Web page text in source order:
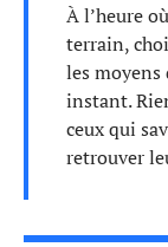
À l’heure
terrain,
les moyens
instant.
ceux qui
retrouver